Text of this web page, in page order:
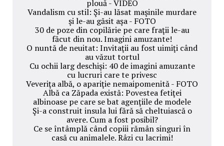
plouă - VIDEO
Vandalism cu stil: Şi-au lăsat maşinile murdare
şi le-au găsit aşa - FOTO
30 de poze din copilărie pe care fraţii le-au
făcut din nou. Imagini amuzante!
O nuntă de neuitat: Invitaţii au fost uimiţi când
au văzut tortul
Cu ochii larg deschişi: 40 de imagini amuzante
cu lucruri care te privesc
Veveriţa albă, o apariţie nemaipomenită - FOTO
Albă ca Zăpada există: Povestea fetiţei
albinoase pe care se bat agenţiile de modele
Şi-a construit insula lui fără să cheltuiască o
avere. Cum a fost posibil?
Ce se întâmplă când copiii rămân singuri în
casă cu animalele. Râzi cu lacrimi!